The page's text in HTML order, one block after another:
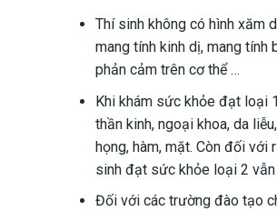
Thí sinh không có hình xăm
mang tính kinh dị, mang tính
phản cảm trên cơ thể …
Khi khám sức khỏe đạt loại
thần kinh, ngoại khoa, da
họng, hàm, mặt. Còn đối với
sinh đạt sức khỏe loại 2
Đối với các trường đào tạo